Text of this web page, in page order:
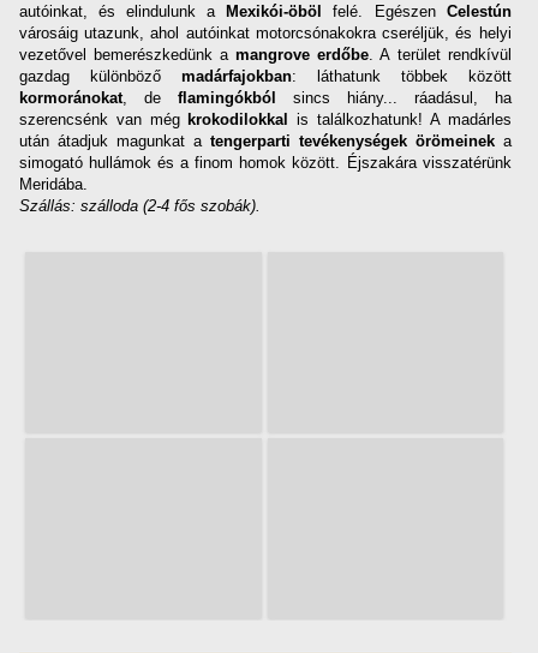
autóinkat, és elindulunk aMexikói-öböl felé. Egészen Celestún
városáig utazunk, ahol autóinkat motorcsónakokra cseréljük, és helyi
vezetővel bemerészkedünk amangrove erdőbe . A terület rendkívül
gazdag különböző madárfajokban: láthatunk többek között
kormoránokat , de flamingókból sincs hiány... ráadásul, ha
szerencsénk van még krokodilokkal is találkozhatunk! A madárles
után átadjuk magunkat a tengerparti tevékenységek örömeineka
simogató hullámok és a finom homok között. Éjszakára visszatérünk
Meridába.
Szállás: szálloda (2-4 fős szobák).